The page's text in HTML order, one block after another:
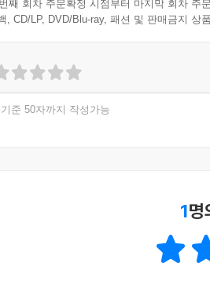
갈 용기가 될 수 있음을. 이 일은 누
게 불던 1998년 11월 17일 새벽 3시,
방차의 물줄기는 거세지만, 불은 상가
째 회차 주문확정 시점부터 마지막 회차 주
, CD/LP, DVD/Blu-ray, 패션 및 판매금지 상
준 50자까지 작성가능
1명